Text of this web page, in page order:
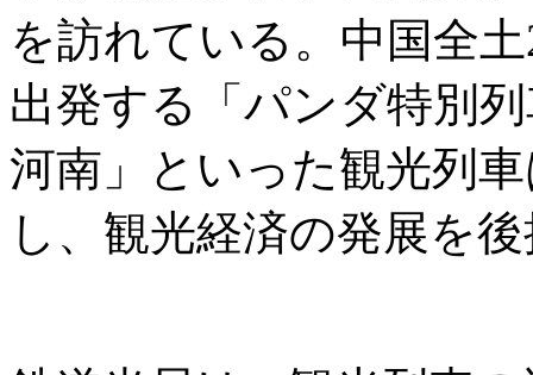
を訪れている。中国全
出発する「パンダ特別
河南」といった観光列
し、観光経済の発展を